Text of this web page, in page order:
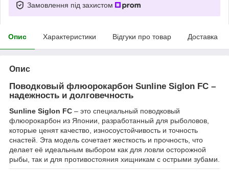
Замовлення під захистом
Опис Характеристики Відгуки про товар Доставка
Опис
Поводковый флюорокарбон Sunline Siglon FC –
надежность и долговечность
Sunline Siglon FC – это специальный поводковый
флюорокарбон из Японии, разработанный для рыболовов,
которые ценят качество, износоустойчивость и точность
снастей. Эта модель сочетает жесткость и прочность, что
делает её идеальным выбором как для ловли осторожной
рыбы, так и для противостояния хищникам с острыми зубами.